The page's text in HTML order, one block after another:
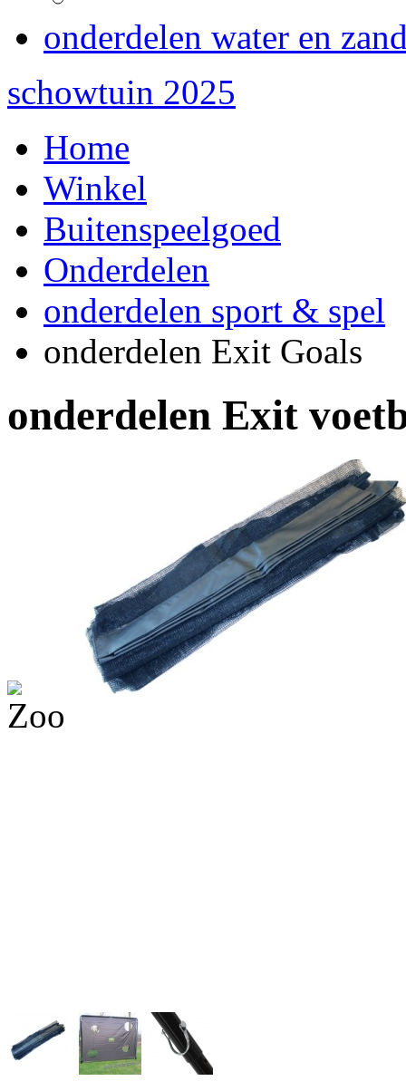
onderdelen water en
schowtuin 2025
Home
Winkel
Buitenspeelgoed
Onderdelen
onderdelen sport & spel
onderdelen Exit Goals
onderdelen Exit